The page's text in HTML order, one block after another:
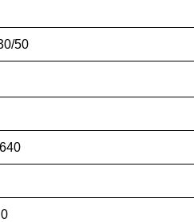
50